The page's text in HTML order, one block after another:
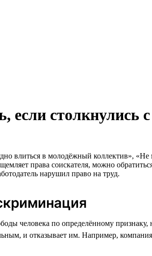
если
влиться в молодёжный коллектив»,
права соискателя, можно
нарушил право на труд.
человека по определённому
и отказывает им. Например,